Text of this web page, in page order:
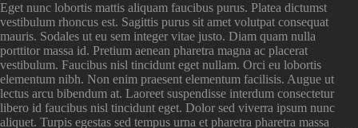
Eget nunc lobortis mattis aliquam faucibus purus. Platea dictumst
vestibulum rhoncus est. Sagittis purus sit amet volutpat consequat
mauris. Sodales ut eu sem integer vitae justo. Diam quam nulla
porttitor massa id. Pretium aenean pharetra magna ac placerat
vestibulum. Faucibus nisl tincidunt eget nullam. Orci eu lobortis
elementum nibh. Non enim praesent elementum facilisis. Augue ut
lectus arcu bibendum at. Laoreet suspendisse interdum consectetur
libero id faucibus nisl tincidunt eget. Dolor sed viverra ipsum nunc
aliquet. Turpis egestas sed tempus urna et pharetra pharetra massa